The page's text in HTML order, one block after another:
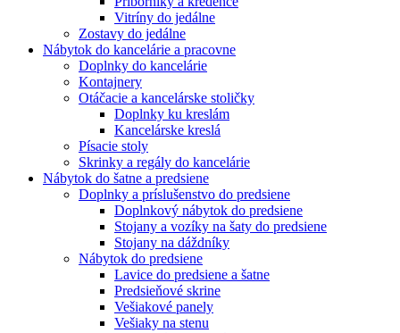
Vitríny do jedálne
Zostavy do jedálne
Nábytok do kancelárie a pracovne
Doplnky do kancelárie
Kontajnery
Otáčacie a kancelárske stoličky
Doplnky ku kreslám
Kancelárske kreslá
Písacie stoly
Skrinky a regály do kancelárie
Nábytok do šatne a predsiene
Doplnky a príslušenstvo do predsiene
Doplnkový nábytok do predsiene
Stojany a vozíky na šaty do predsiene
Stojany na dáždníky
Nábytok do predsiene
Lavice do predsiene a šatne
Predsieňové skrine
Vešiakové panely
Vešiaky na stenu